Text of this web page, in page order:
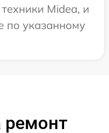
Midea, и
по указанному